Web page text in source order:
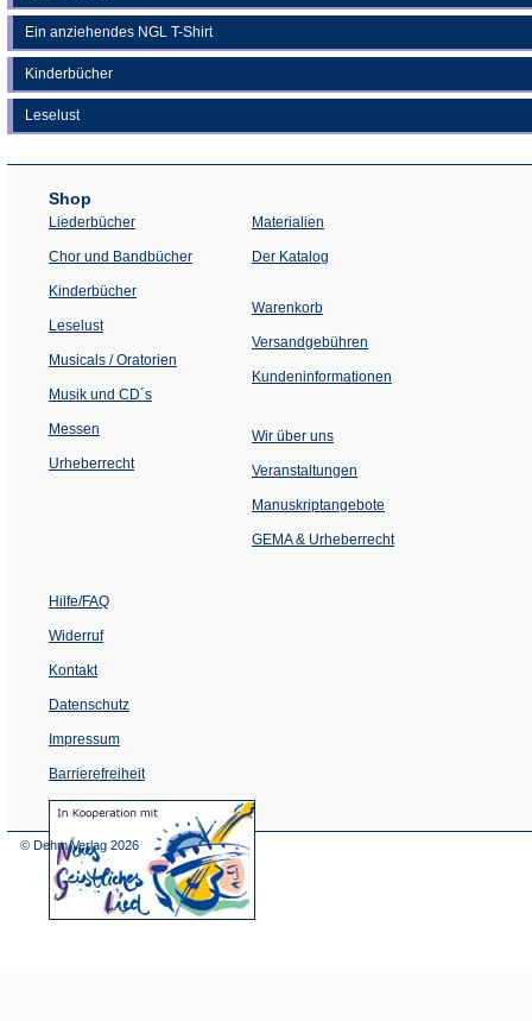
Ein anziehendes NGL T-Shirt
Kinderbücher
Leselust
Shop
Liederbücher
Chor und Bandbücher
Kinderbücher
Leselust
Musicals / Oratorien
Musik und CD´s
Messen
Urheberrecht
Materialien
Der Katalog
Warenkorb
Versandgebühren
Kundeninformationen
Wir über uns
Veranstaltungen
einem
Tab)
Manuskriptangebote
GEMA & Urheberrecht
Hilfe/FAQ
Widerruf
Kontakt
Datenschutz
Impressum
Barrierefreiheit
(Öffnet
in
© Dehm Verlag 2026